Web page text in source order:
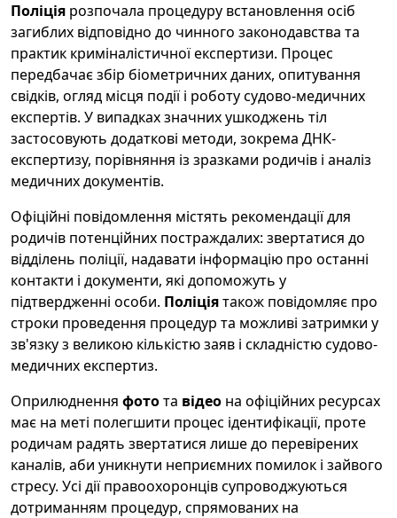
Поліція розпочала процедуру встановлення осіб
загиблих відповідно до чинного законодавства та
практик криміналістичної експертизи. Процес
передбачає збір біометричних даних, опитування
свідків, огляд місця події і роботу судово-медичних
експертів. У випадках значних ушкоджень тіл
застосовують додаткові методи, зокрема ДНК-
експертизу, порівняння із зразками родичів і аналіз
медичних документів.
Офіційні повідомлення містять рекомендації для
родичів потенційних постраждалих: звертатися до
відділень поліції, надавати інформацію про останні
контакти і документи, які допоможуть у
підтвердженні особи. Поліціятакож повідомляє про
строки проведення процедур та можливі затримки у
зв'язку з великою кількістю заяв і складністю судово-
медичних експертиз.
Оприлюднення фотота відео на офіційних ресурсах
має на меті полегшити процес ідентифікації, проте
родичам радять звертатися лише до перевірених
каналів, аби уникнути неприємних помилок і зайвого
стресу. Усі дії правоохоронців супроводжуються
дотриманням процедур, спрямованих на